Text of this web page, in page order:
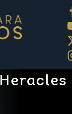
Heracles